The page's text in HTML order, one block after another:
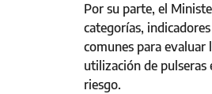
Por su parte, el
categorías,
comunes para evaluar
utilización de pulseras
riesgo.